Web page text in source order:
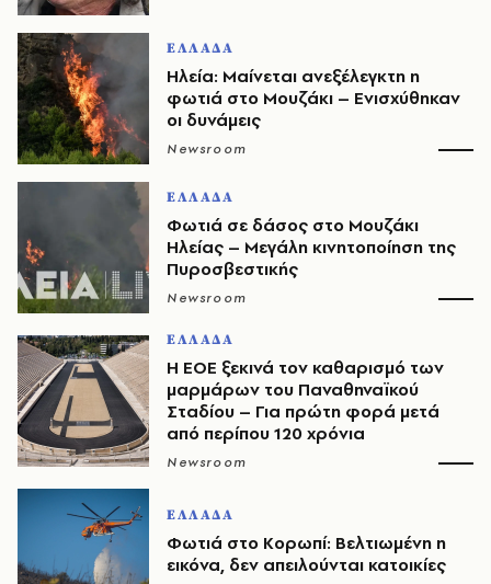
ΕΛΛΑΔΑ
Ηλεία: Μαίνεται ανεξέλεγκτη η
φωτιά στο Μουζάκι – Ενισχύθηκαν
οι δυνάμεις
Newsroom
ΕΛΛΑΔΑ
Φωτιά σε δάσος στο Μουζάκι
Ηλείας – Μεγάλη κινητοποίηση της
Πυροσβεστικής
Newsroom
ΕΛΛΑΔΑ
Η ΕΟΕ ξεκινά τον καθαρισμό των
μαρμάρων του Παναθηναϊκού
Σταδίου – Για πρώτη φορά μετά
από περίπου 120 χρόνια
Newsroom
ΕΛΛΑΔΑ
Φωτιά στο Κορωπί: Βελτιωμένη η
εικόνα, δεν απειλούνται κατοικίες